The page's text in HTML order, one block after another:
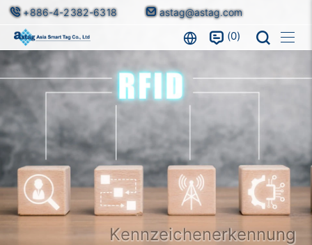
+886-4-2382-6318 astag@astag.com
0
Kennzeichenerkennung